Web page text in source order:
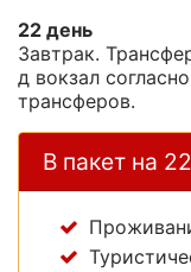
22 день
Завтрак.
д вокзал
трансферов.
В пакет на